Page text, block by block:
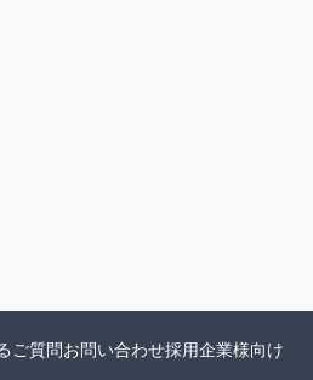
ご質問お問い合わせ採用企業様向け